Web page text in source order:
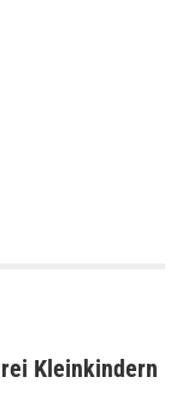
Kleinkindern